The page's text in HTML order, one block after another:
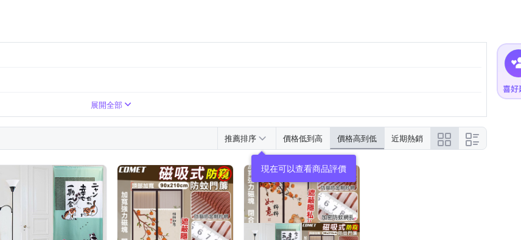
展開全部
推薦排序 價格低到高 價格高到低 近期熱銷
現在可以查看商品評價